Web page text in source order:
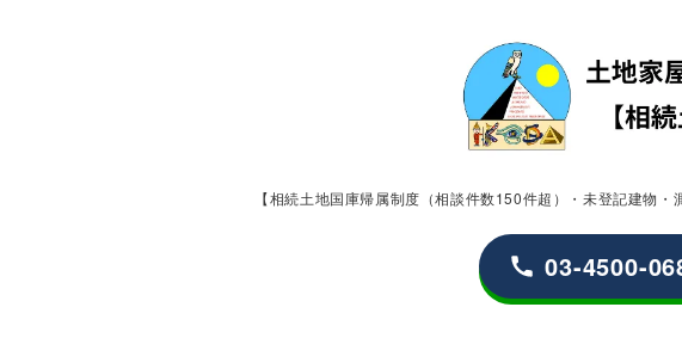
【相続土地国庫帰属制度（相談件数150件超）・未登記建物
03-4500-